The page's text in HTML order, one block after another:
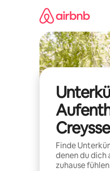
Finde
denen du dich
zuhause